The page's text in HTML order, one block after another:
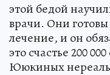
этой бедой
врачи. Они
лечение, и он
это счастье 200
Ююкиных